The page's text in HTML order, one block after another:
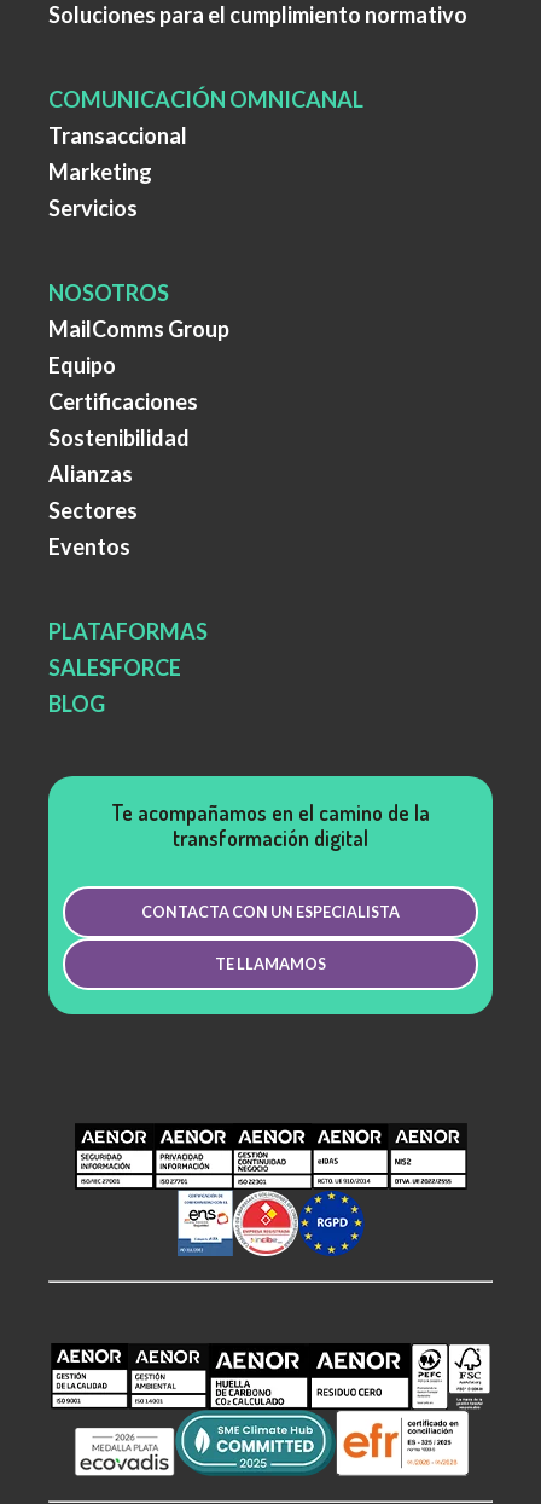
Soluciones para el cumplimiento normativo
COMUNICACIÓN OMNICANAL
Transaccional
Marketing
Servicios
NOSOTROS
MailComms Group
Equipo
Certificaciones
Sostenibilidad
Alianzas
Sectores
Eventos
PLATAFORMAS
SALESFORCE
BLOG
Te acompañamos en el camino de la
transformación digital
CONTACTA CON UN ESPECIALISTA
TE LLAMAMOS